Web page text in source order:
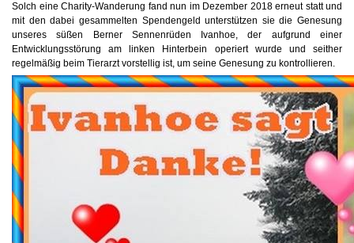
Solch eine Charity-Wanderung fand nun im Dezember 2018 erneut statt und
mit den dabei gesammelten Spendengeld unterstützen sie die Genesung
unseres süßen Berner Sennenrüden Ivanhoe, der aufgrund einer
Entwicklungsstörung am linken Hinterbein operiert wurde und seither
regelmäßig beim Tierarzt vorstellig ist, um seine Genesung zu kontrollieren.